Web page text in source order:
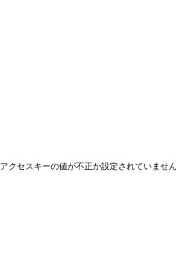
アクセスキーの値が不正か設定されていませ